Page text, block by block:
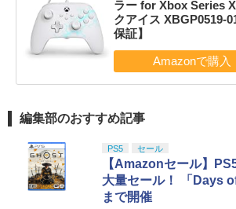
ラー for Xbox Series
クアイス XBGP0519-
保証】
編集部のおすすめ記事
PS5 セール
【Amazonセール】
大量セール！ 「Days
まで開催